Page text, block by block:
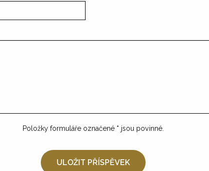
Položky formuláře označené * jsou povinné.